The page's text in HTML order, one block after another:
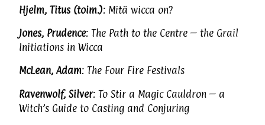
Hjelm, Titus (toim.): Mitä wicca on?
Jones, Prudence: The Path to the Centre – the Grail
Initiations in Wicca
McLean, Adam: The Four Fire Festivals
Ravenwolf, Silver: To Stir a Magic Cauldron – a
Witch’s Guide to Casting and Conjuring